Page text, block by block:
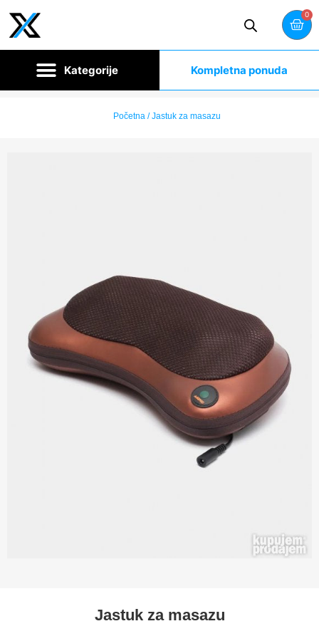
0
Kompletna ponuda
Početna/ Jastuk za masazu
Jastuk za masazu